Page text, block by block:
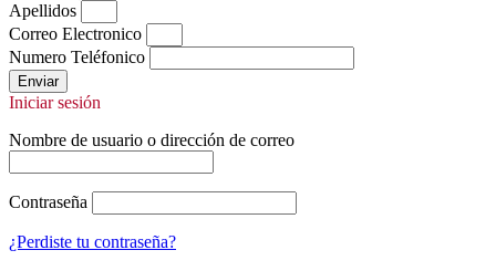
Apellidos
Correo Electronico
Numero Teléfonico
Enviar
Iniciar sesión
Nombre de usuario o dirección de correo
Contraseña
¿Perdiste tu contraseña?